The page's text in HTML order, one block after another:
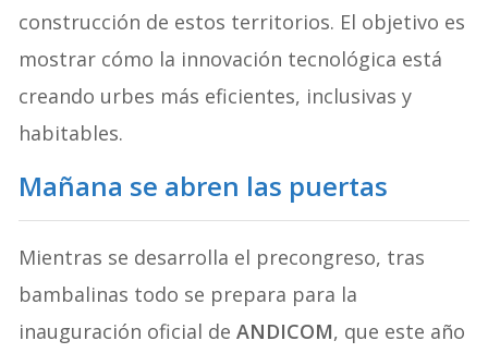
construcción de estos territorios. El objetivo es
mostrar cómo la innovación tecnológica está
creando urbes más eficientes, inclusivas y
habitables.
Mañana se abren las puertas
Mientras se desarrolla el precongreso, tras
bambalinas todo se prepara para la
inauguración oficial deANDICOM, que este año